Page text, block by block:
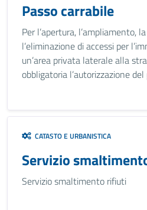
Passo carrabile
Per l’apertura, l’ampliamento,
l’eliminazione di accessi per
un’area privata laterale alla
obbligatoria l’autorizzazione del
CATASTO E URBANISTICA
Servizio
Servizio smaltimento rifiuti